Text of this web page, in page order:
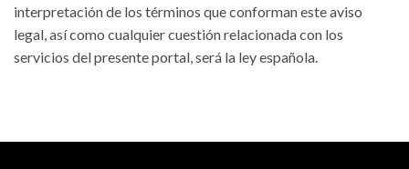
interpretación de los términos que conforman este aviso
legal, así como cualquier cuestión relacionada con los
servicios del presente portal, será la ley española.